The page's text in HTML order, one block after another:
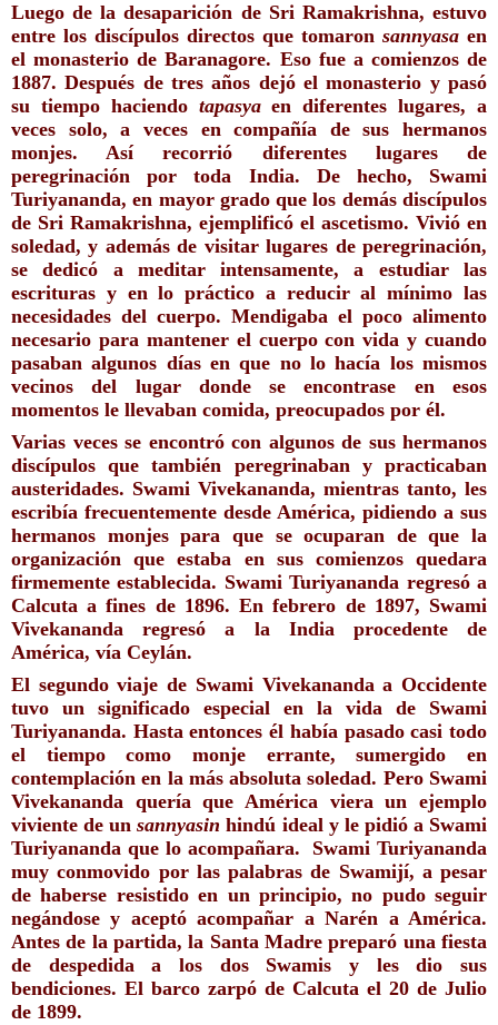
Luego de la desaparición de Sri Ramakrishna, estuvo
entre los discípulos directos que tomaron sannyasa en
el monasterio de Baranagore. Eso fue a comienzos de
1887. Después de tres años dejó el monasterio y pasó
su tiempo haciendo tapasya en diferentes lugares, a
veces solo, a veces en compañía de sus hermanos
monjes. Así recorrió diferentes lugares de
peregrinación por toda India. De hecho, Swami
Turiyananda, en mayor grado que los demás discípulos
de Sri Ramakrishna, ejemplificó el ascetismo. Vivió en
soledad, y además de visitar lugares de peregrinación,
se dedicó a meditar intensamente, a estudiar las
escrituras y en lo práctico a reducir al mínimo las
necesidades del cuerpo. Mendigaba el poco alimento
necesario para mantener el cuerpo con vida y cuando
pasaban algunos días en que no lo hacía los mismos
vecinos del lugar donde se encontrase en esos
momentos le llevaban comida, preocupados por él.
Varias veces se encontró con algunos de sus hermanos
discípulos que también peregrinaban y practicaban
austeridades. Swami Vivekananda, mientras tanto, les
escribía frecuentemente desde América, pidiendo a sus
hermanos monjes para que se ocuparan de que la
organización que estaba en sus comienzos quedara
firmemente establecida. Swami Turiyananda regresó a
Calcuta a fines de 1896. En febrero de 1897, Swami
Vivekananda regresó a la India procedente de
América, vía Ceylán.
El segundo viaje de Swami Vivekananda a Occidente
tuvo un significado especial en la vida de Swami
Turiyananda. Hasta entonces él había pasado casi todo
el tiempo como monje errante, sumergido en
contemplación en la más absoluta soledad. Pero Swami
Vivekananda quería que América viera un ejemplo
viviente de un sannyasin hindú ideal y le pidió a Swami
Turiyananda que lo acompañara.  Swami Turiyananda
muy conmovido por las palabras de Swamijí, a pesar
de haberse resistido en un principio, no pudo seguir
negándose y aceptó acompañar a Narén a América.
Antes de la partida, la Santa Madre preparó una fiesta
de despedida a los dos Swamis y les dio sus
bendiciones. El barco zarpó de Calcuta el 20 de Julio
de 1899.